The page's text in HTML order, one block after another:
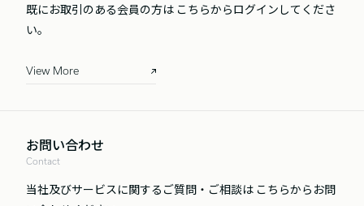
既にお取引のある会員の方は こちらからログインしてくださ
い。
View More
お問い合わせ
Contact
当社及びサービスに関するご質問・ご相談は こちらからお問